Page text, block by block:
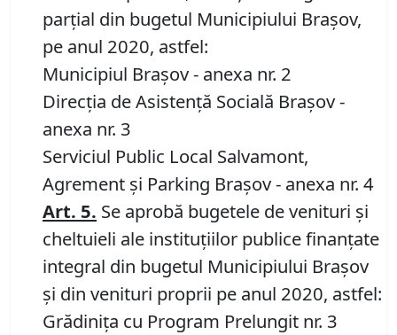
parţial din bugetul Municipiului Braşov,
pe anul 2020, astfel:
Municipiul Braşov - anexa nr. 2
Direcţia de Asistență Socială Braşov -
anexa nr. 3
Serviciul Public Local Salvamont,
Agrement și Parking Brașov - anexa nr. 4
Art. 5. Se aprobă bugetele de venituri şi
cheltuieli ale instituţiilor publice finanţate
integral din bugetul Municipiului Braşov
și din venituri proprii pe anul 2020, astfel:
Grădiniţa cu Program Prelungit nr. 3